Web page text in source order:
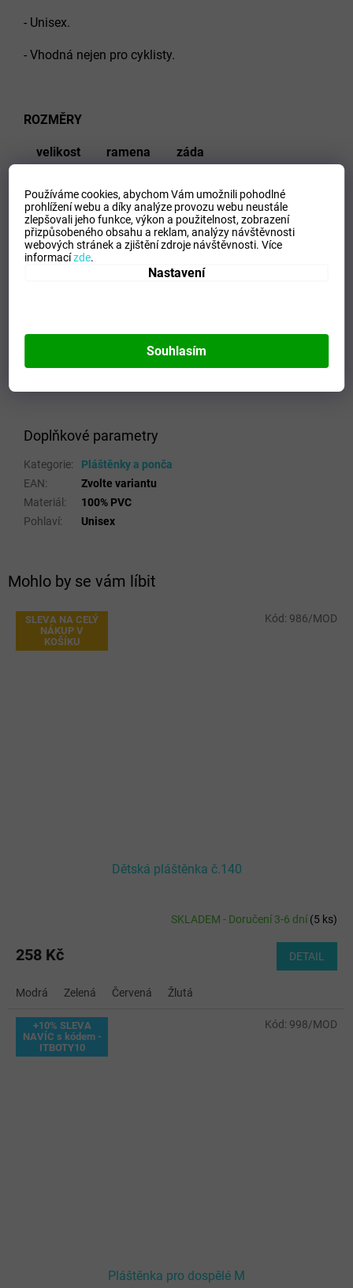
Používáme cookies, abychom Vám umožnili pohodlné
prohlížení webu a díky analýze provozu webu neustále
zlepšovali jeho funkce, výkon a použitelnost,zobrazení
přizpůsobeného obsahu a reklam, analýzy návštěvnosti
webových stránek a zjištění zdroje návštěvnosti.Více
informacízde.
Nastavení
Souhlasím
Mohlo by se vám líbit
SLEVA NA CELÝ
NÁKUP V
KOŠÍKU
Dětská pláštěnka č.140
SKLADEM - Doručení 3-6 dní(5 ks)
258 Kč DETAIL
Modrá Zelená Červená Žlutá
Kód: 986/MOD
+10% SLEVA
NAVÍC s kódem -
ITBOTY10
Pláštěnka pro dospělé M
Kód: 998/MOD
- Unisex.
- Vhodná nejen pro cyklisty.
ROZMĚRY
velikost ramena záda
M 120 88
L 128 94
100
Doplňkové parametry
Kategorie:
Pláštěnky a ponča
EAN:
Zvolte variantu
Materiál :
100% PVC
Pohlaví: Unisex